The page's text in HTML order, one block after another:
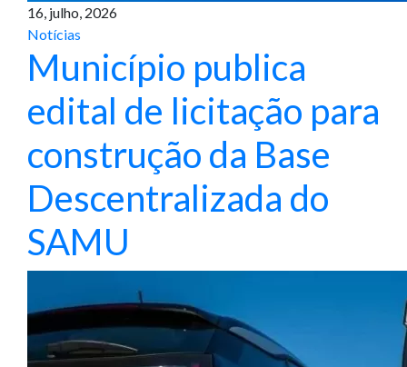
16, julho, 2026
Notícias
Município publica
edital de licitação para
construção da Base
Descentralizada do
SAMU